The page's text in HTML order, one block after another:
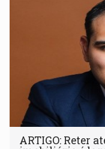
ARTIGO: Reter